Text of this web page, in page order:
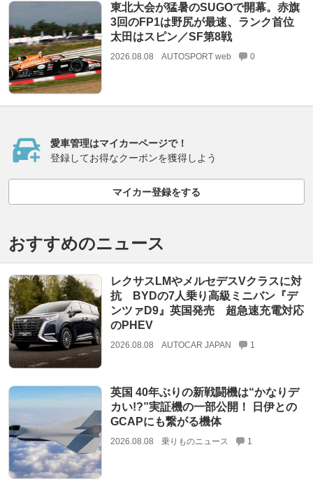
東北大会が猛暑のSUGOで開幕。赤旗
3回のFP1は野尻が最速、ランク首位
太田はスピン／SF第8戦
2026.08.08 AUTOSPORT web 0
愛車管理はマイカーページで！
登録してお得なクーポンを獲得しよう
マイカー登録をする
おすすめのニュース
レクサスLMやメルセデスVクラスに対
抗 BYDの7人乗り高級ミニバン『デ
ンツァD9』英国発売 超急速充電対応
のPHEV
2026.08.08 AUTOCAR JAPAN 1
英国 40年ぶりの新戦闘機は“かなりデ
カい!?”実証機の一部公開！ 日伊との
GCAPにも繋がる機体
2026.08.08 乗りものニュース 1